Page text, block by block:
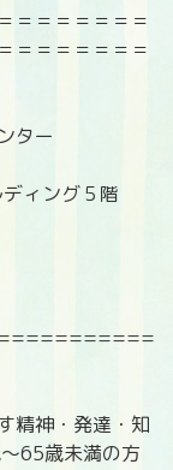
＝＝＝＝＝＝＝
＝＝＝＝＝＝＝
ター
ィング５階
精神・発達・知
65歳未満の方